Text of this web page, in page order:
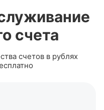
счета
счетов в рублях